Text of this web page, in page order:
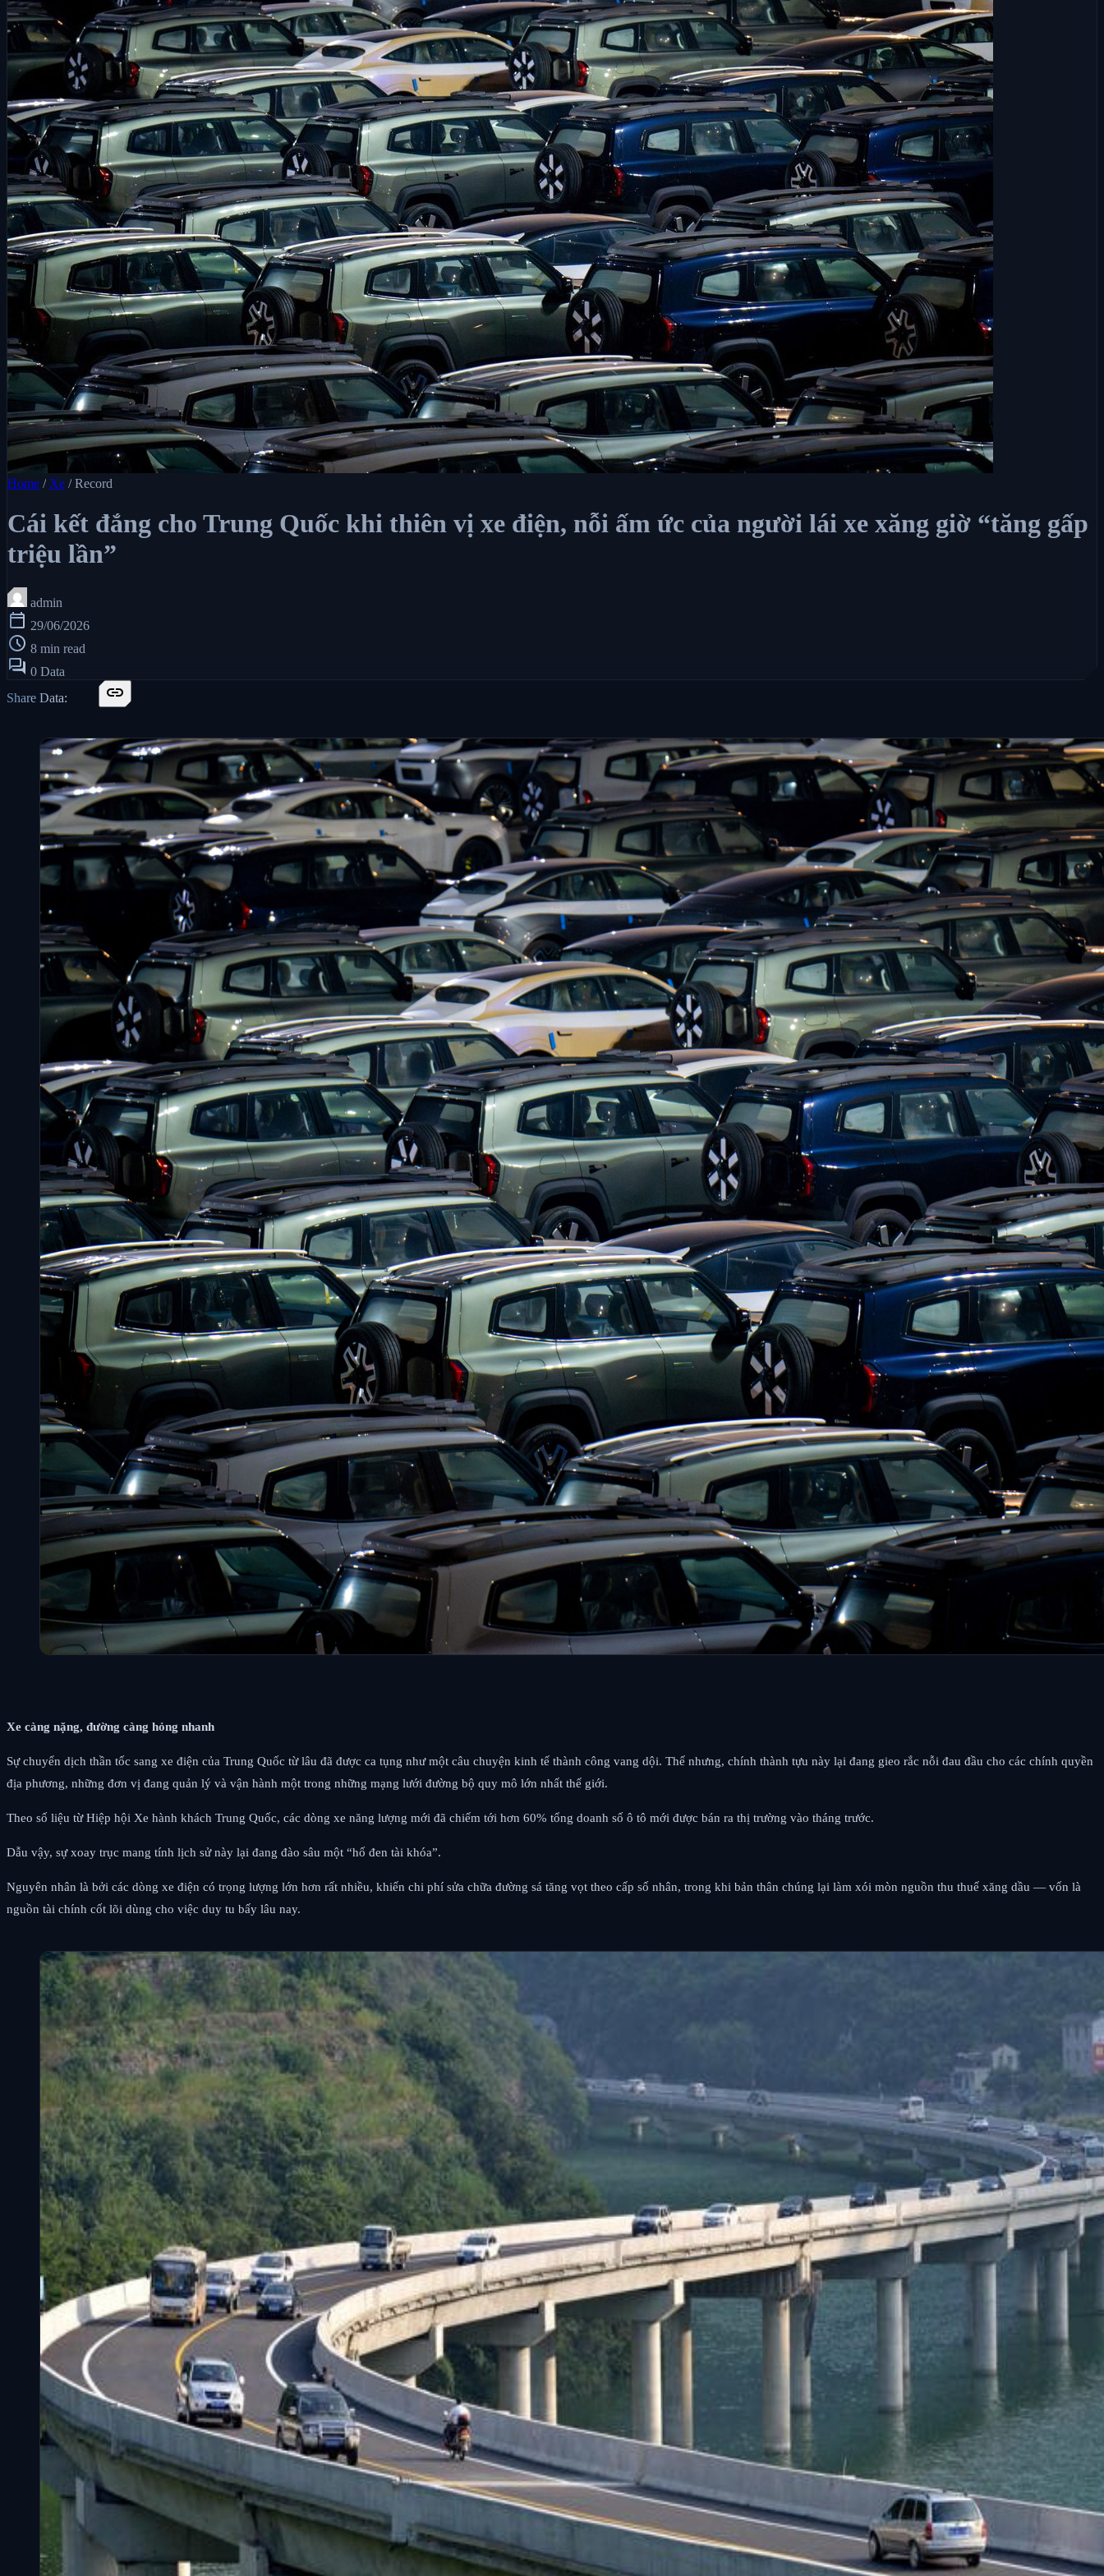
Home / Xe / Record
Cái kết đắng cho Trung Quốc khi thiên vị xe điện, nỗi ấm ức của người lái xe xăng giờ “tăng gấp
triệu lần”
admin
calendar_today 29/06/2026
schedule 8 min read
forum 0 Data
Share Data:
link
Xe càng nặng, đường càng hỏng nhanh
Sự chuyển dịch thần tốc sang xe điện của Trung Quốc từ lâu đã được ca tụng như một câu chuyện kinh tế thành công vang dội. Thế nhưng, chính thành tựu này lại đang gieo rắc nỗi đau đầu cho các chính quyền
địa phương, những đơn vị đang quản lý và vận hành một trong những mạng lưới đường bộ quy mô lớn nhất thế giới.
Theo số liệu từ Hiệp hội Xe hành khách Trung Quốc, các dòng xe năng lượng mới đã chiếm tới hơn 60% tổng doanh số ô tô mới được bán ra thị trường vào tháng trước.
Dẫu vậy, sự xoay trục mang tính lịch sử này lại đang đào sâu một “hố đen tài khóa”.
Nguyên nhân là bởi các dòng xe điện có trọng lượng lớn hơn rất nhiều, khiến chi phí sửa chữa đường sá tăng vọt theo cấp số nhân, trong khi bản thân chúng lại làm xói mòn nguồn thu thuế xăng dầu — vốn là
nguồn tài chính cốt lõi dùng cho việc duy tu bấy lâu nay.